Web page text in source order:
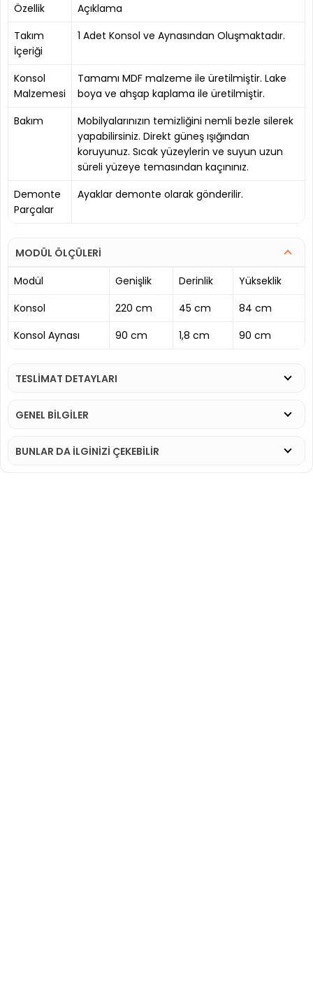
Özellik
Açıklama
Takım
İçeriği
1 Adet Konsol ve Aynasından Oluşmaktadır.
Konsol
Malzemesi
Tamamı MDF malzeme ile üretilmiştir. Lake
boya ve ahşap kaplama ile üretilmiştir.
Bakım
Mobilyalarınızın temizliğini nemli bezle silerek
yapabilirsiniz. Direkt güneş ışığından
koruyunuz. Sıcak yüzeylerin ve suyun uzun
süreli yüzeye temasından kaçınınız.
Demonte
Parçalar
Ayaklar demonte olarak gönderilir.
MODÜL ÖLÇÜLERİ
Modül
Genişlik Derinlik
Yükseklik
Konsol
220 cm 45 cm
84 cm
Konsol Aynası
90 cm 1,8 cm 90 cm
TESLİMAT DETAYLARI
GENEL BİLGİLER
BUNLAR DA İLGINIZI ÇEKEBILIR